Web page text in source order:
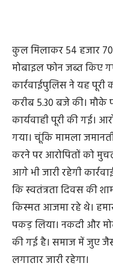
कुल मिलाकर 54 हजार
मोबाइल फोन जब्त किए
कार्रवाईपुलिस ने यह पूरी
करीब 5.30 बजे की। मौके
कार्यवाही पूरी की गई।
गया। चूंकि मामला
करने पर आरोपितों को
आगे भी जारी रहेगी
कि स्वतंत्रता दिवस की
किस्मत आजमा रहे थे।
पकड़ लिया। नकदी और
की गई है। समाज में जुए
लगातार जारी रहेगा।